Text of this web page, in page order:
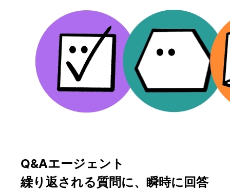
Q&Aエージェント
繰り返される質問に、瞬時に回答